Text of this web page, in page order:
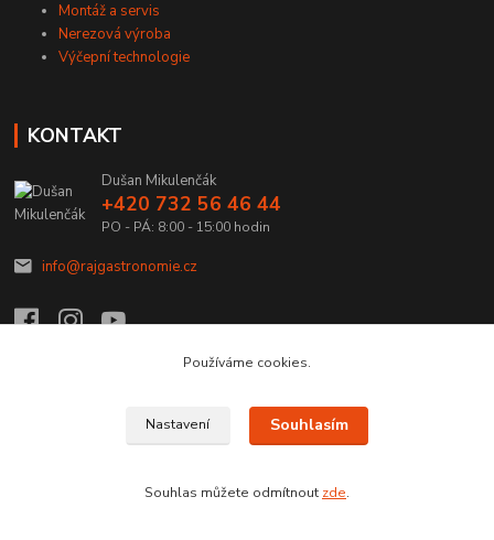
Montáž a servis
Nerezová výroba
Výčepní technologie
KONTAKT
Dušan Mikulenčák
+420 732 56 46 44
PO - PÁ: 8:00 - 15:00 hodin
info@rajgastronomie.cz
Upravit sběr cookies.
Copyright © 2026 Ráj Gastronomie.cz
Používáme cookies.
Nastavení Souhlasím
Souhlas můžete odmítnout zde.